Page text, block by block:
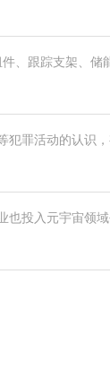
、跟踪支架、储
犯罪活动的认识
也投入元宇宙领